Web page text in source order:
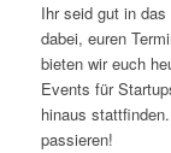
Ihr seid gut in
dabei, euren
bieten wir euch
Events für
hinaus
passieren!